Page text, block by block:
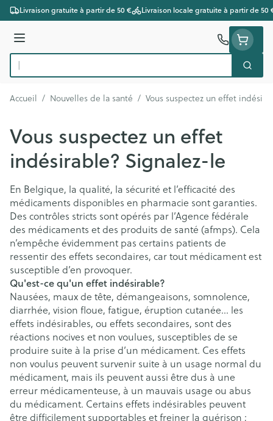
Aller au contenu
Livraison gratuite à partir de 50 € Livraison locale gratuite à partir de 50
Menu
Rechercher
Accueil / Nouvelles de la santé / Vous suspectez un effet
Vous suspectez un effet
indésirable? Signalez-le
En Belgique, la qualité, la sécurité et l’efficacité des
médicaments disponibles en pharmacie sont garanties.
Des contrôles stricts sont opérés par l’Agence fédérale
des médicaments et des produits de santé (afmps). Cela
n’empêche évidemment pas certains patients de
ressentir des effets secondaires, car tout médicament est
susceptible d’en provoquer.
Qu'est-ce qu'un effet indésirable?
Nausées, maux de tête, démangeaisons, somnolence,
diarrhée, vision floue, fatigue, éruption cutanée… les
effets indésirables, ou effets secondaires, sont des
réactions nocives et non voulues, susceptibles de se
produire suite à la prise d’un médicament. Ces effets
non voulus peuvent survenir suite à un usage normal du
médicament, mais ils peuvent aussi être dus à une
erreur médicamenteuse, à un mauvais usage ou abus
du médicament. Certains effets indésirables peuvent
être difficilement supportables et freiner la guérison ;